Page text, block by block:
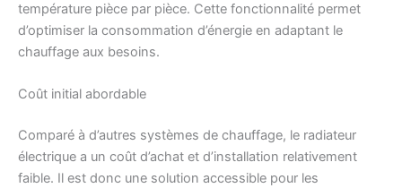
température pièce par pièce. Cette fonctionnalité permet
d’optimiser la consommation d’énergie en adaptant le
chauffage aux besoins.
Coût initial abordable
Comparé à d’autres systèmes de chauffage, le radiateur
électrique a un coût d’achat et d’installation relativement
faible. Il est donc une solution accessible pour les